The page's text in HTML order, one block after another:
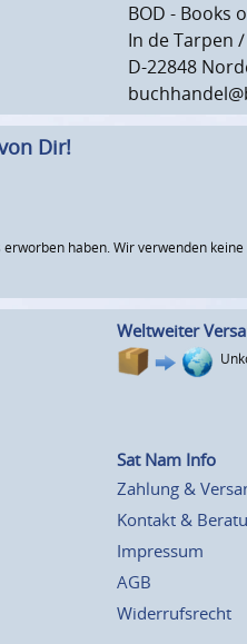
BOD - Books
In de Tarpen
D-22848
Dir!
haben. Wir verwenden
Weltweiter
Sat Nam Info
Zahlung &
Kontakt &
Impressum
AGB
Widerrufsrecht